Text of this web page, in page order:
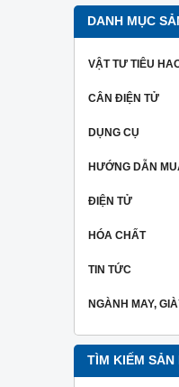
DANH MỤC
VẬT TƯ TIÊU
CÂN ĐIỆN TỬ
DỤNG CỤ
HƯỚNG DẪN
ĐIỆN TỬ
HÓA CHẤT
TIN TỨC
NGÀNH MAY,
TÌM KIẾM SẢN